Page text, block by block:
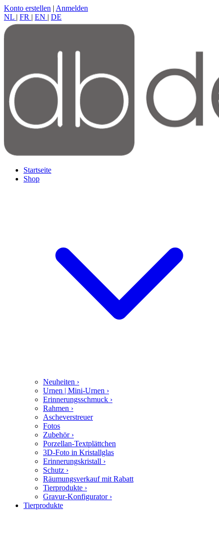
Konto erstellen | Anmelden
NL | FR | EN | DE
Startseite
Shop
Neuheiten ›
Urnen | Mini-Urnen ›
Erinnerungsschmuck ›
Rahmen ›
Ascheverstreuer
Fotos
Zubehör ›
Porzellan-Textplättchen
3D-Foto in Kristallglas
Erinnerungskristall ›
Schutz ›
Räumungsverkauf mit Rabatt
Tierprodukte ›
Gravur-Konfigurator ›
Tierprodukte